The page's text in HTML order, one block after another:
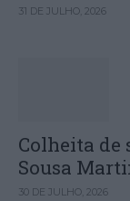
31 DE JULHO, 2026
Colheita de
Sousa
30 DE JULHO, 2026